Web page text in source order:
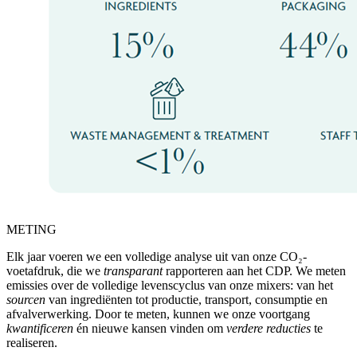
METING
Elk jaar voeren we een volledige analyse uit van onze CO₂-
voetafdruk, die we transparantrapporteren aan het CDP. We meten
emissies over de volledige levenscyclus van onze mixers: van het
sourcen van ingrediënten tot productie, transport, consumptie en
afvalverwerking. Door te meten, kunnen we onze voortgang
kwantificeren én nieuwe kansen vinden om verdere reducties te
realiseren.